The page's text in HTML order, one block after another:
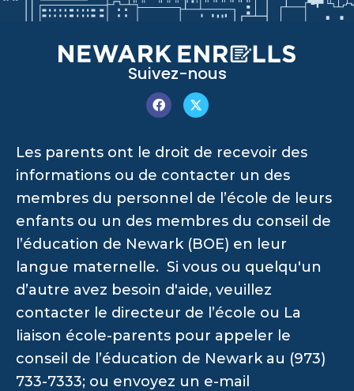
Suivez-nous
Les parents ont le droit de recevoir des
informations ou de contacter un des
membres du personnel de l’école de leurs
enfants ou un des membres du conseil de
l’éducation de Newark (BOE) en leur
langue maternelle. Si vous ou quelqu'un
d’autre avez besoin d'aide, veuillez
contacter le directeur de l’école ou La
liaison école-parents pour appeler le
conseil de l’éducation de Newark au (973)
733-7333; ou envoyez un e-mail